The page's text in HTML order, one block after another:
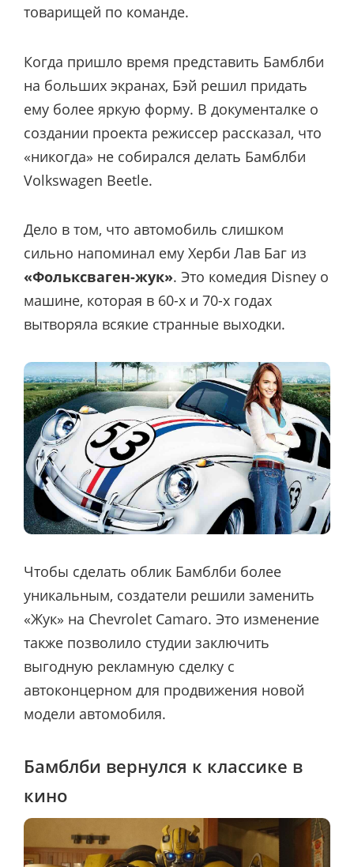
товарищей по команде.
Когда пришло время представить Бамблби
на больших экранах, Бэй решил придать
ему более яркую форму. В документалке о
создании проекта режиссер рассказал, что
«никогда» не собирался делать Бамблби
Volkswagen Beetle.
Дело в том, что автомобиль слишком
сильно напоминал ему Херби Лав Баг из
«Фольксваген-жук». Это комедия Disney о
машине, которая в 60-х и 70-х годах
вытворяла всякие странные выходки.
Чтобы сделать облик Бамблби более
уникальным, создатели решили заменить
«Жук» на Chevrolet Camaro. Это изменение
также позволило студии заключить
выгодную рекламную сделку с
автоконцерном для продвижения новой
модели автомобиля.
Бамблби вернулся к классике в
кино